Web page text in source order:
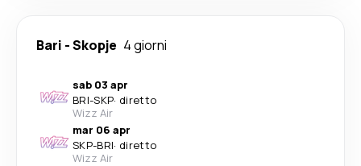
Bari -Skopje 4 giorni
sab 03 apr
BRI-SKP· diretto
Wizz Air
mar 06 apr
SKP-BRI· diretto
Wizz Air